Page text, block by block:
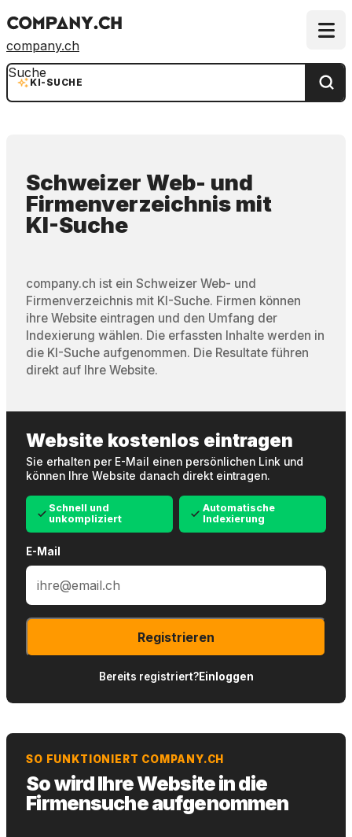
company.ch
KI-SUCHE
Suche
Schweizer Web- und
Firmenverzeichnis mit
KI-Suche
company.ch ist ein Schweizer Web- und
Firmenverzeichnis mit KI-Suche. Firmen können
ihre Website eintragen und den Umfang der
Indexierung wählen. Die erfassten Inhalte werden in
die KI-Suche aufgenommen. Die Resultate führen
direkt auf Ihre Website.
Website kostenlos eintragen
Sie erhalten per E-Mail einen persönlichen Link und
können Ihre Website danach direkt eintragen.
Schnell und
unkompliziert
Automatische
Indexierung
E-Mail
Registrieren
Bereits registriert?Einloggen
SO FUNKTIONIERT COMPANY.CH
So wird Ihre Website in die
Firmensuche aufgenommen